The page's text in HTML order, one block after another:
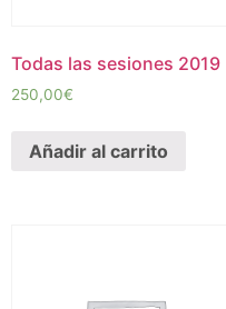
Todas las sesiones 2019
250,00€
Añadir al carrito